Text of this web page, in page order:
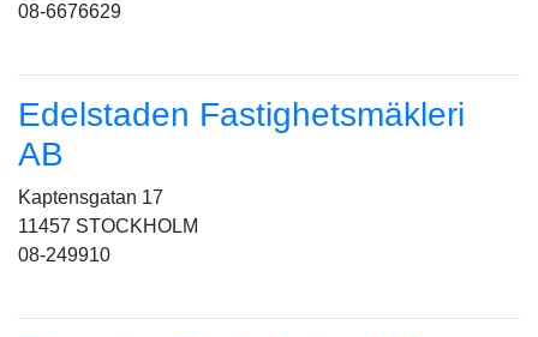
08-6676629
Edelstaden Fastighetsmäkleri
AB
Kaptensgatan 17
11457 STOCKHOLM
08-249910